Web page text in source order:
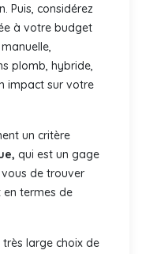
Puis, considérez
à votre budget
plomb, hybride,
impact sur votre
un critère
qui est un gage
de trouver
en termes de
large choix de